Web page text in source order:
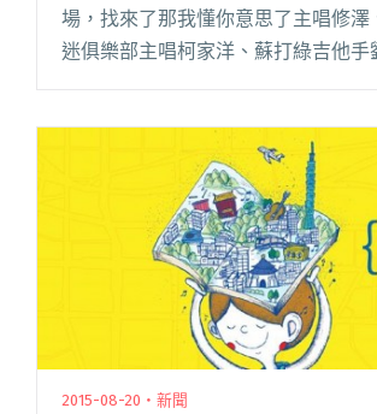
場，找來了那我懂你意思了主唱修澤
迷俱樂部主唱柯家洋、蘇打綠吉他手
別來飾演劇中吉他手的前男友，成功
宣布 9 月和 10 月閱讀全文 "戲精上身
還要尬劇場！"
2015-08-20・新聞